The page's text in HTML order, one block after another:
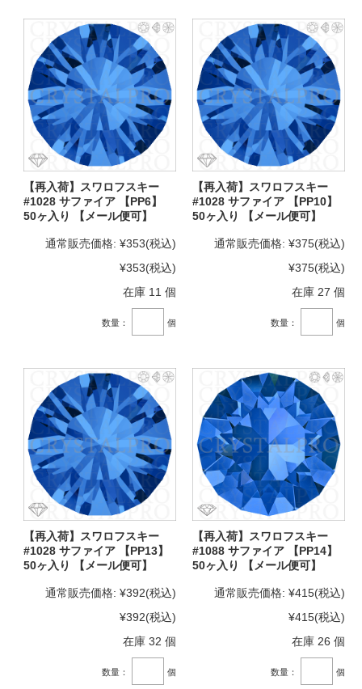
【再入荷】スワロフスキー
#1028 サファイア 【PP6】
50ヶ入り 【メール便可】
通常販売価格: ¥353(税込)
¥353(税込)
在庫 11 個
数量： 個
【再入荷】スワロフスキー
#1028 サファイア 【PP10】
50ヶ入り 【メール便可】
通常販売価格: ¥375(税込)
¥375(税込)
在庫 27 個
数量： 個
【再入荷】スワロフスキー
#1028 サファイア 【PP13】
50ヶ入り 【メール便可】
通常販売価格: ¥392(税込)
¥392(税込)
在庫 32 個
数量： 個
【再入荷】スワロフスキー
#1088 サファイア 【PP14】
50ヶ入り 【メール便可】
通常販売価格: ¥415(税込)
¥415(税込)
在庫 26 個
数量： 個